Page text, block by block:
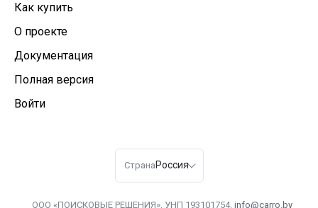
Как купить
О проекте
Документация
Полная версия
Войти
Страна Россия
ООО «ПОИСКОВЫЕ РЕШЕНИЯ», УНП 193101754. info@carro.by